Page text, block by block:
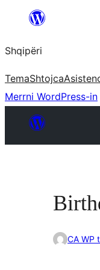
Hidhu
lënda
Shqipëri
TemaShtojca
Merrni WordPress-in
CA WP